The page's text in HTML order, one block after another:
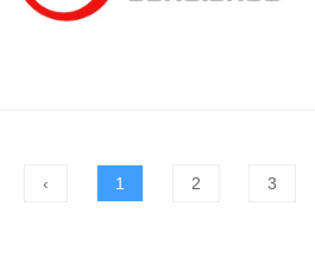
‹ 1 2 3